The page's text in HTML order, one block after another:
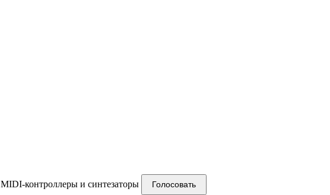
MIDI-контроллеры и синтезаторы Голосовать